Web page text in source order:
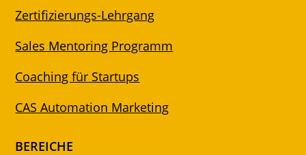
Zertifizierungs-Lehrgang
Sales Mentoring Programm
Coaching für Startups
CAS Automation Marketing
BEREICHE